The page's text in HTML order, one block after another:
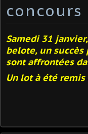
Samedi 31
belote, un
sont affrontées
Un lot à été